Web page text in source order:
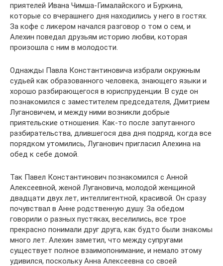
приятелей Ивана Чимша-Гималайского и Буркина,
которые со вчерашнего дня находились у него в гостях.
За кофе с ликером начался разговор о том о сем, и
Алехин поведал друзьям историю любви, которая
произошла с ним в молодости.
Однажды Павла Константиновича избрали окружным
судьей как образованного человека, знающего языки и
хорошо разбирающегося в юриспруденции. В суде он
познакомился с заместителем председателя, Дмитрием
Лугановичем, и между ними возникли добрые
приятельские отношения. Как-то после запутанного
разбирательства, длившегося два дня подряд, когда все
порядком утомились, Луганович пригласил Алехина на
обед к себе домой.
Так Павел Константинович познакомился с Анной
Алексеевной, женой Лугановича, молодой женщиной
двадцати двух лет, интеллигентной, красивой. Он сразу
почувствал в Анне родственную душу. За обедом
говорили о разных пустяках, веселились, все трое
прекрасно понимали друг друга, как будто были знакомы
много лет. Алехин заметил, что между супругами
существует полное взаимопонимание, и немало этому
удивился, поскольку Анна Алексеевна со своей